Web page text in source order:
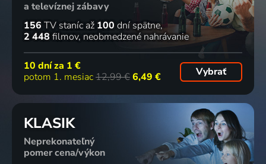
a televíznej zábavy
156 TV staníc až 100 dní spätne
2 448 filmov neobmedzené nahrávanie
10 dní za 1 €
potom 1. mesiac12,99 €6,49 € Vybrať
KLASIK
Neprekonateľný
pomer cena/výkon